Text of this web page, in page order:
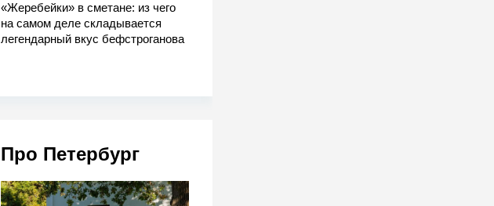
«Жеребейки» в сметане: из чего
на самом деле складывается
легендарный вкус бефстроганова
Про Петербург